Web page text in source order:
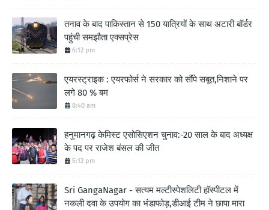
तनाव के बाद पाकिस्तान से 150 यात्रियों के साथ अटारी बॉर्डर
पहुंची समझौता एक्सप्रेस
6:12 pm
एयरस्ट्राइक : एयरफोर्स ने सरकार को सौंपे सबूत,निशाने पर
लगे 80 % बम
8:40 am
हनुमानगढ़ केमिस्ट एसोसिएशन चुनाव:-20 साल के बाद अध्यक्ष
के पद पर राजेश बंसल की जीत
5:12 pm
Sri GangaNagar - सत्यम मल्टीस्पेशलिटी हॉस्पीटल में
नकली दवा के उपयोग का भंडाफोड़,डीआई टीम ने छापा मारा